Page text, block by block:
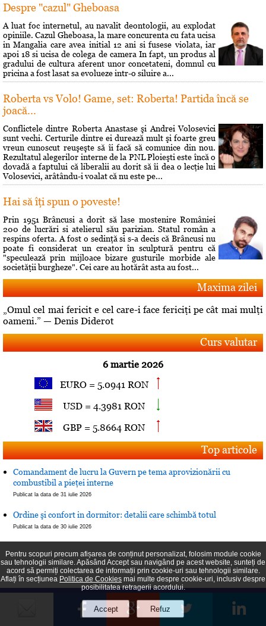
Despre "cazul" Gheboasa
A luat foc internetul, au navalit deontologii, au explodat
opiniile. Cazul Gheboasa, la mare concurenta cu fata ucisa
in Mangalia care avea initial 12 ani si fusese violata, iar
apoi 18 si ucisa de colega de camera In fapt, un produs al
gradului de cultura aferent unor concetateni, domnul cu
pricina a fost lasat sa evolueze intr-o siluire a...
Roberta vs Volo! Game, set: Roberta! Partida încă se
joacă...
Conflictele dintre Roberta Anastase şi Andrei Volosevici
sunt vechi. Certurile dintre ei durează mult şi foarte greu
vreun cunoscut reuşeşte să îi facă să comunice din nou.
Rezultatul alegerilor interne de la PNL Ploieşti este încă o
dovadă a faptului că liberalii au dorit să îi dea o lecţie lui
Volosevici, arâtându-i voalat că nu este pe...
Hai să îţi spun o poveste!
Prin 1951 Brâncusi a dorit să lase mostenire României
200 de lucrări si atelierul său parizian. Statul român a
respins oferta. A fost o sedinţă si s-a decis că Brâncusi nu
poate fi considerat un creator în sculptură pentru că
"speculează prin mijloace bizare gusturile morbide ale
societăţii burgheze". Cei care au hotărât asta au fost...
Maxima zilei
„Omul cel mai fericit e cel care-i face fericiţi pe cât mai mulţi
oameni.” — Denis Diderot
Curs valutar
6 martie 2026
EURO = 5.0941 RON
USD = 4.3981 RON
GBP = 5.8664 RON
Top articole
Comandament de lucru la Guvern pe tema aprovizionării cu
combustibil a pieţei interne
Publicat la data de 31 iulie 2026
Ordine şi confort in dormitor: detalii care schimbă totul
Publicat la data de 30 iulie 2026
Termeni şi Condiţii | Confidenţialitatea datelor
Pentru scopuri precum afișarea de conținut personalizat, folosim module cookie
sau tehnologii similare. Apăsând Accept sau navigând pe acest website, sunteți de
acord să permiți colectarea de informații prin cookie-uri sau tehnologii similare.
Aflați în secțiunea Politica de Cookies mai multe despre cookie-uri, inclusiv despre
posibilitatea retragerii acordului.